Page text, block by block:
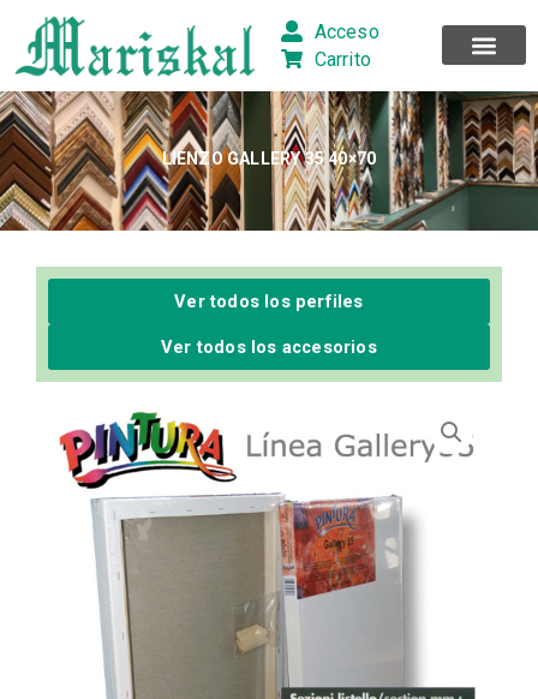
contenido
Acceso
Carrito
LIENZO GALLERY 35 40×70
Ver todos los perfiles
Ver todos los accesorios